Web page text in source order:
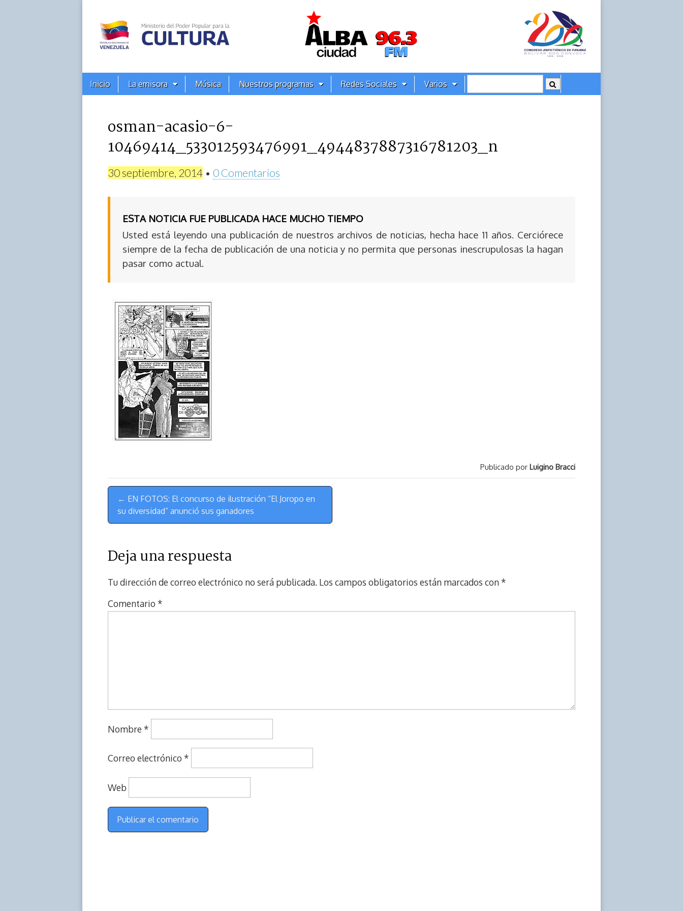
Alba
Ciudad
96.3
FM
Menú
principal
Inicio La emisora Música Nuestros programas Redes Sociales Varios
osman-acasio-6-
10469414_533012593476991_4944837887316781203_n
30 septiembre, 2014 • 0 Comentarios
ESTA NOTICIA FUE PUBLICADA HACE MUCHO TIEMPO
Usted está leyendo una publicación de nuestros archivos de noticias, hecha hace 11 años. Cerciórece
siempre de la fecha de publicación de una noticia y no permita que personas inescrupulosas la hagan
pasar como actual.
Publicado por Luigino Bracci
Menú
de
Navegación
← EN FOTOS: El concurso de ilustración “El Joropo en
su diversidad” anunció sus ganadores
Deja una respuesta
Tu dirección de correo electrónico no será publicada. Los campos obligatorios están marcados con*
Comentario *
Nombre*
Correo electrónico *
Web